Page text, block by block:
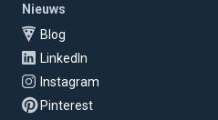
Nieuws
Blog
LinkedIn
Instagram
Pinterest